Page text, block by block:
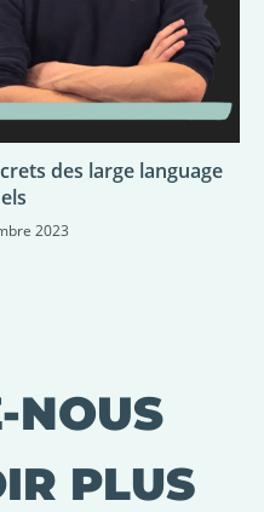
des large language
2023
NOUS
PLUS